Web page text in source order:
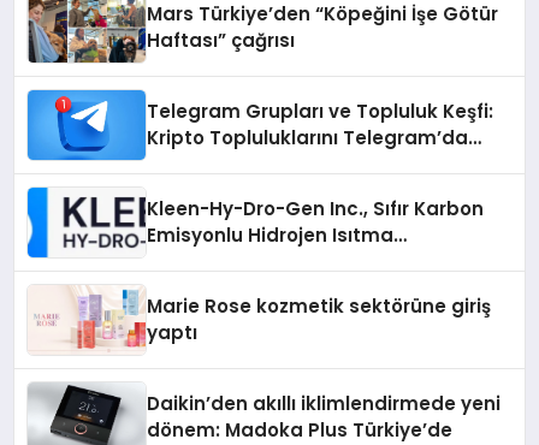
Mars Türkiye’den “Köpeğini İşe Götür
Haftası” çağrısı
Telegram Grupları ve Topluluk Keşfi:
Kripto Topluluklarını Telegram’da
Kleen-Hy-Dro-Gen Inc., Sıfır Karbon
Emisyonlu Hidrojen Isıtma
Marie Rose kozmetik sektörüne giriş
yaptı
Daikin’den akıllı iklimlendirmede yeni
dönem: Madoka Plus Türkiye’de